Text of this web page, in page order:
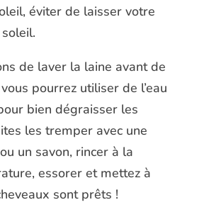
éviter de laisser votre
de laver la laine avant de
pourrez utiliser de l’eau
bien dégraisser les
les tremper avec une
un savon, rincer à la
essorer et mettez à
sont prêts !